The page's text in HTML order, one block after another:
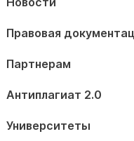
Правовая
Партнерам
Антиплагиат 2.0
Университеты